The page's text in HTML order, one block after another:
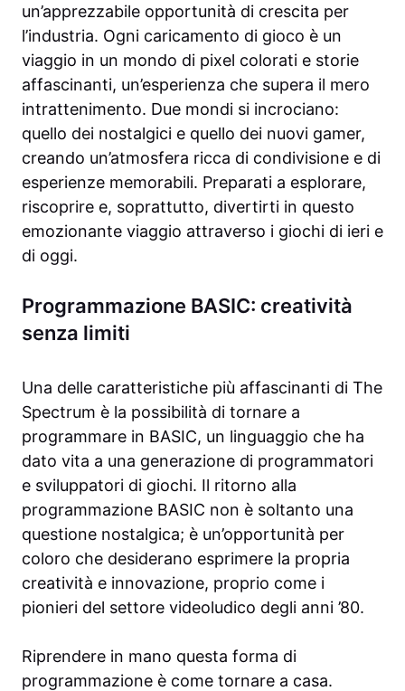
un’apprezzabile opportunità di crescita per
l’industria. Ogni caricamento di gioco è un
viaggio in un mondo di pixel colorati e storie
affascinanti, un’esperienza che supera il mero
intrattenimento. Due mondi si incrociano:
quello dei nostalgici e quello dei nuovi gamer,
creando un’atmosfera ricca di condivisione e di
esperienze memorabili. Preparati a esplorare,
riscoprire e, soprattutto, divertirti in questo
emozionante viaggio attraverso i giochi di ieri e
di oggi.
Programmazione BASIC: creatività
senza limiti
Una delle caratteristiche più affascinanti di The
Spectrum è la possibilità di tornare a
programmare in BASIC, un linguaggio che ha
dato vita a una generazione di programmatori
e sviluppatori di giochi. Il ritorno alla
programmazione BASIC non è soltanto una
questione nostalgica; è un’opportunità per
coloro che desiderano esprimere la propria
creatività e innovazione, proprio come i
pionieri del settore videoludico degli anni ’80.
Riprendere in mano questa forma di
programmazione è come tornare a casa.